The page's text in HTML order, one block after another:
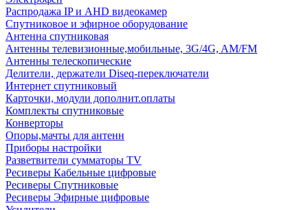
Распродажа IP и AHD видеокамер
Спутниковое и эфирное оборудование
Антенна спутниковая
Антенны телевизионные,мобильные, 3G/4G, AM/FM
Антенны телескопические
Делители, держатели Diseq-переключатели
Интернет спутниковый
Карточки, модули дополнит.оплаты
Комплекты спутниковые
Конверторы
Опоры,мачты для антенн
Приборы настройки
Разветвители сумматоры TV
Ресиверы Кабельные цифровые
Ресиверы Спутниковые
Ресиверы Эфирные цифровые